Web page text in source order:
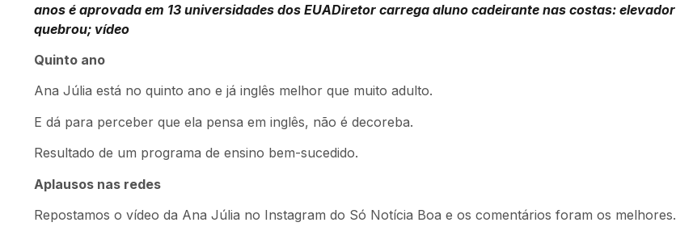
anos é aprovada em 13 universidades dos EUADiretor carrega aluno cadeirante nas costas: elevador
quebrou; vídeo
Quinto ano
Ana Júlia está no quinto ano e já inglês melhor que muito adulto.
E dá para perceber que ela pensa em inglês, não é decoreba.
Resultado de um programa de ensino bem-sucedido.
Aplausos nas redes
Repostamos o vídeo da Ana Júlia no Instagram do Só Notícia Boa e os comentários foram os melhores.